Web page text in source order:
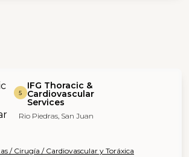
5
IFG Thoracic &
Cardiovascular
Services
Rio Piedras, San Juan
/ Cirugía / Cardiovascular y Toráxica